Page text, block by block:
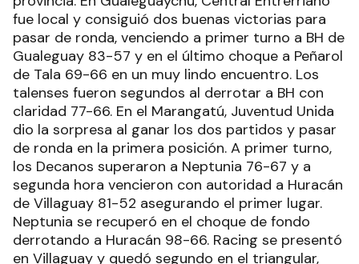
fue local y consiguió dos buenas victorias para
pasar de ronda, venciendo a primer turno a BH de
Gualeguay 83-57 y en el último choque a Peñarol
de Tala 69-66 en un muy lindo encuentro. Los
talenses fueron segundos al derrotar a BH con
claridad 77-66. En el Marangatú, Juventud Unida
dio la sorpresa al ganar los dos partidos y pasar
de ronda en la primera posición. A primer turno,
los Decanos superaron a Neptunia 76-67 y a
segunda hora vencieron con autoridad a Huracán
de Villaguay 81-52 asegurando el primer lugar.
Neptunia se recuperó en el choque de fondo
derrotando a Huracán 98-66. Racing se presentó
en Villaguay y quedó segundo en el triangular,